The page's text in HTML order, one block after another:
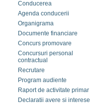
Conducerea
Agenda conducerii
Organigrama
Documente financiare
Concurs promovare
Concursuri personal
contractual
Recrutare
Program audiente
Raport de activitate primar
Declaratii avere si interese